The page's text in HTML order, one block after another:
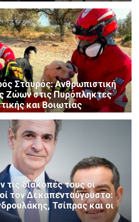
Σταυρός: Ανθρωπιστική
Ζώων στις Πυρόπληκτες
και Βοιωτίας
τις διακοπές τους οι
τον Δεκαπενταύγουστο:
Τσίπρας και οι